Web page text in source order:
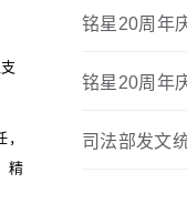
精
铭星20周年
铭星20周年
司法部发文